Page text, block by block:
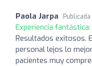
Paola Jarpa Publicada
Experiencia fantástica:
Resultados exitosos.
personal lejos lo
pacientes muy